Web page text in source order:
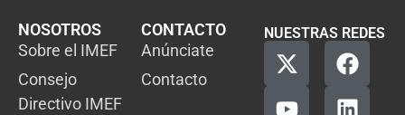
NOSOTROS
Sobre el IMEF
Consejo
Directivo IMEF
CONTACTO
Anúnciate
Contacto
NUESTRAS REDES